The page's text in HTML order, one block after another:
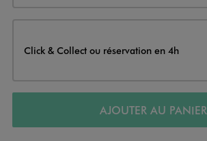
Click & Collect ou réservation en 4h
AJOUTER AU PANIER